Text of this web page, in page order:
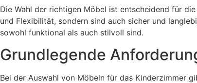
Die Wahl der richtigen Möbel ist entscheidend für
und Flexibilität, sondern sind auch sicher und
sowohl funktional als auch stilvoll sind.
Grundlegende
Bei der Auswahl von Möbeln für das Kinderzimmer